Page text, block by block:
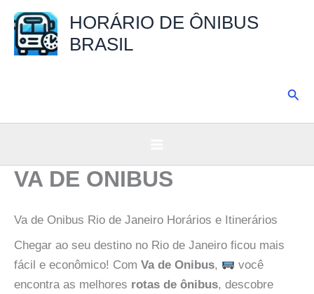
para
HORÁRIO DE ÔNIBUS
BRASIL
VA DE ONIBUS
Va de Onibus Rio de Janeiro Horários e Itinerários
Chegar ao seu destino no Rio de Janeiro ficou mais
fácil e econômico! Com Va de Onibus,
você
encontra as melhores rotas de ônibus, descobre